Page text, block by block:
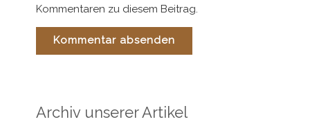
Kommentaren zu diesem Beitrag.
Archiv unserer Artikel